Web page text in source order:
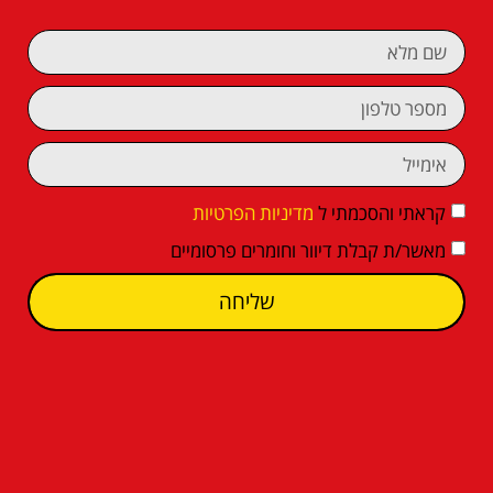
קראתי והסכמתי ל מדיניות הפרטיות
מאשר/ת קבלת דיוור וחומרים פרסומיים
שליחה